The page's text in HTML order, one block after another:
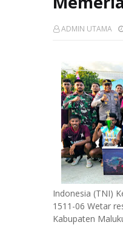
ADMIN UTAMA
Indonesia (TNI)
1511-06 Wetar
Kabupaten